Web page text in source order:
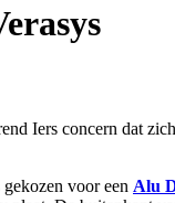
Iers concern dat
voor een Alu